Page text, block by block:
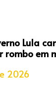
Lula
rombo em
2026